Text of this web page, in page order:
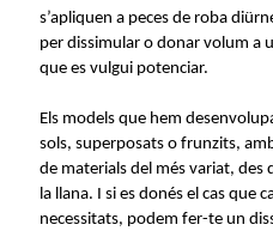
s’apliquen a peces de roba
per dissimular o donar volum a
que es vulgui potenciar.
Els models que hem
sols, superposats o frunzits,
de materials del més variat, des
la llana. I si es donés el cas que
necessitats, podem fer-te un